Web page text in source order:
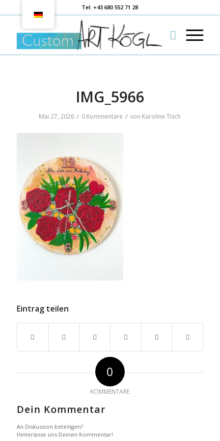
Tel: +43 680 552 71 28
IMG_5966
Mai 27, 2026 / 0 Kommentare / von Karoline Tisch
Eintrag teilen
0
KOMMENTARE
Dein Kommentar
An Diskussion beteiligen?
Hinterlasse uns Deinen Kommentar!